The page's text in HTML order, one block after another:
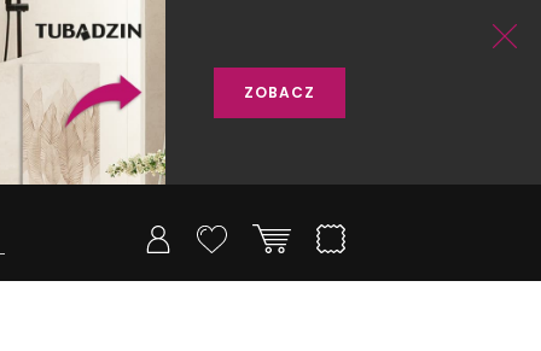
ZOBACZ